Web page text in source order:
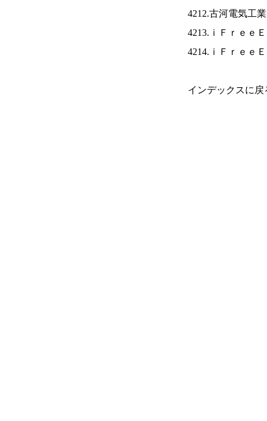
4212.古河電気工
4213.ｉＦｒｅｅ
4214.ｉＦｒｅｅ
インデックスに戻